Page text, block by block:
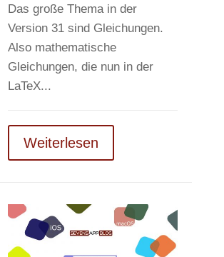
Das große Thema in der
Version 31 sind Gleichungen.
Also mathematische
Gleichungen, die nun in der
LaTeX...
Weiterlesen